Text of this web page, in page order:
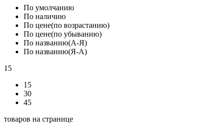
По умолчанию
По наличию
По цене(по возрастанию)
По цене(по убыванию)
По названию(А-Я)
По названию(Я-А)
15
15
30
45
товаров на странице